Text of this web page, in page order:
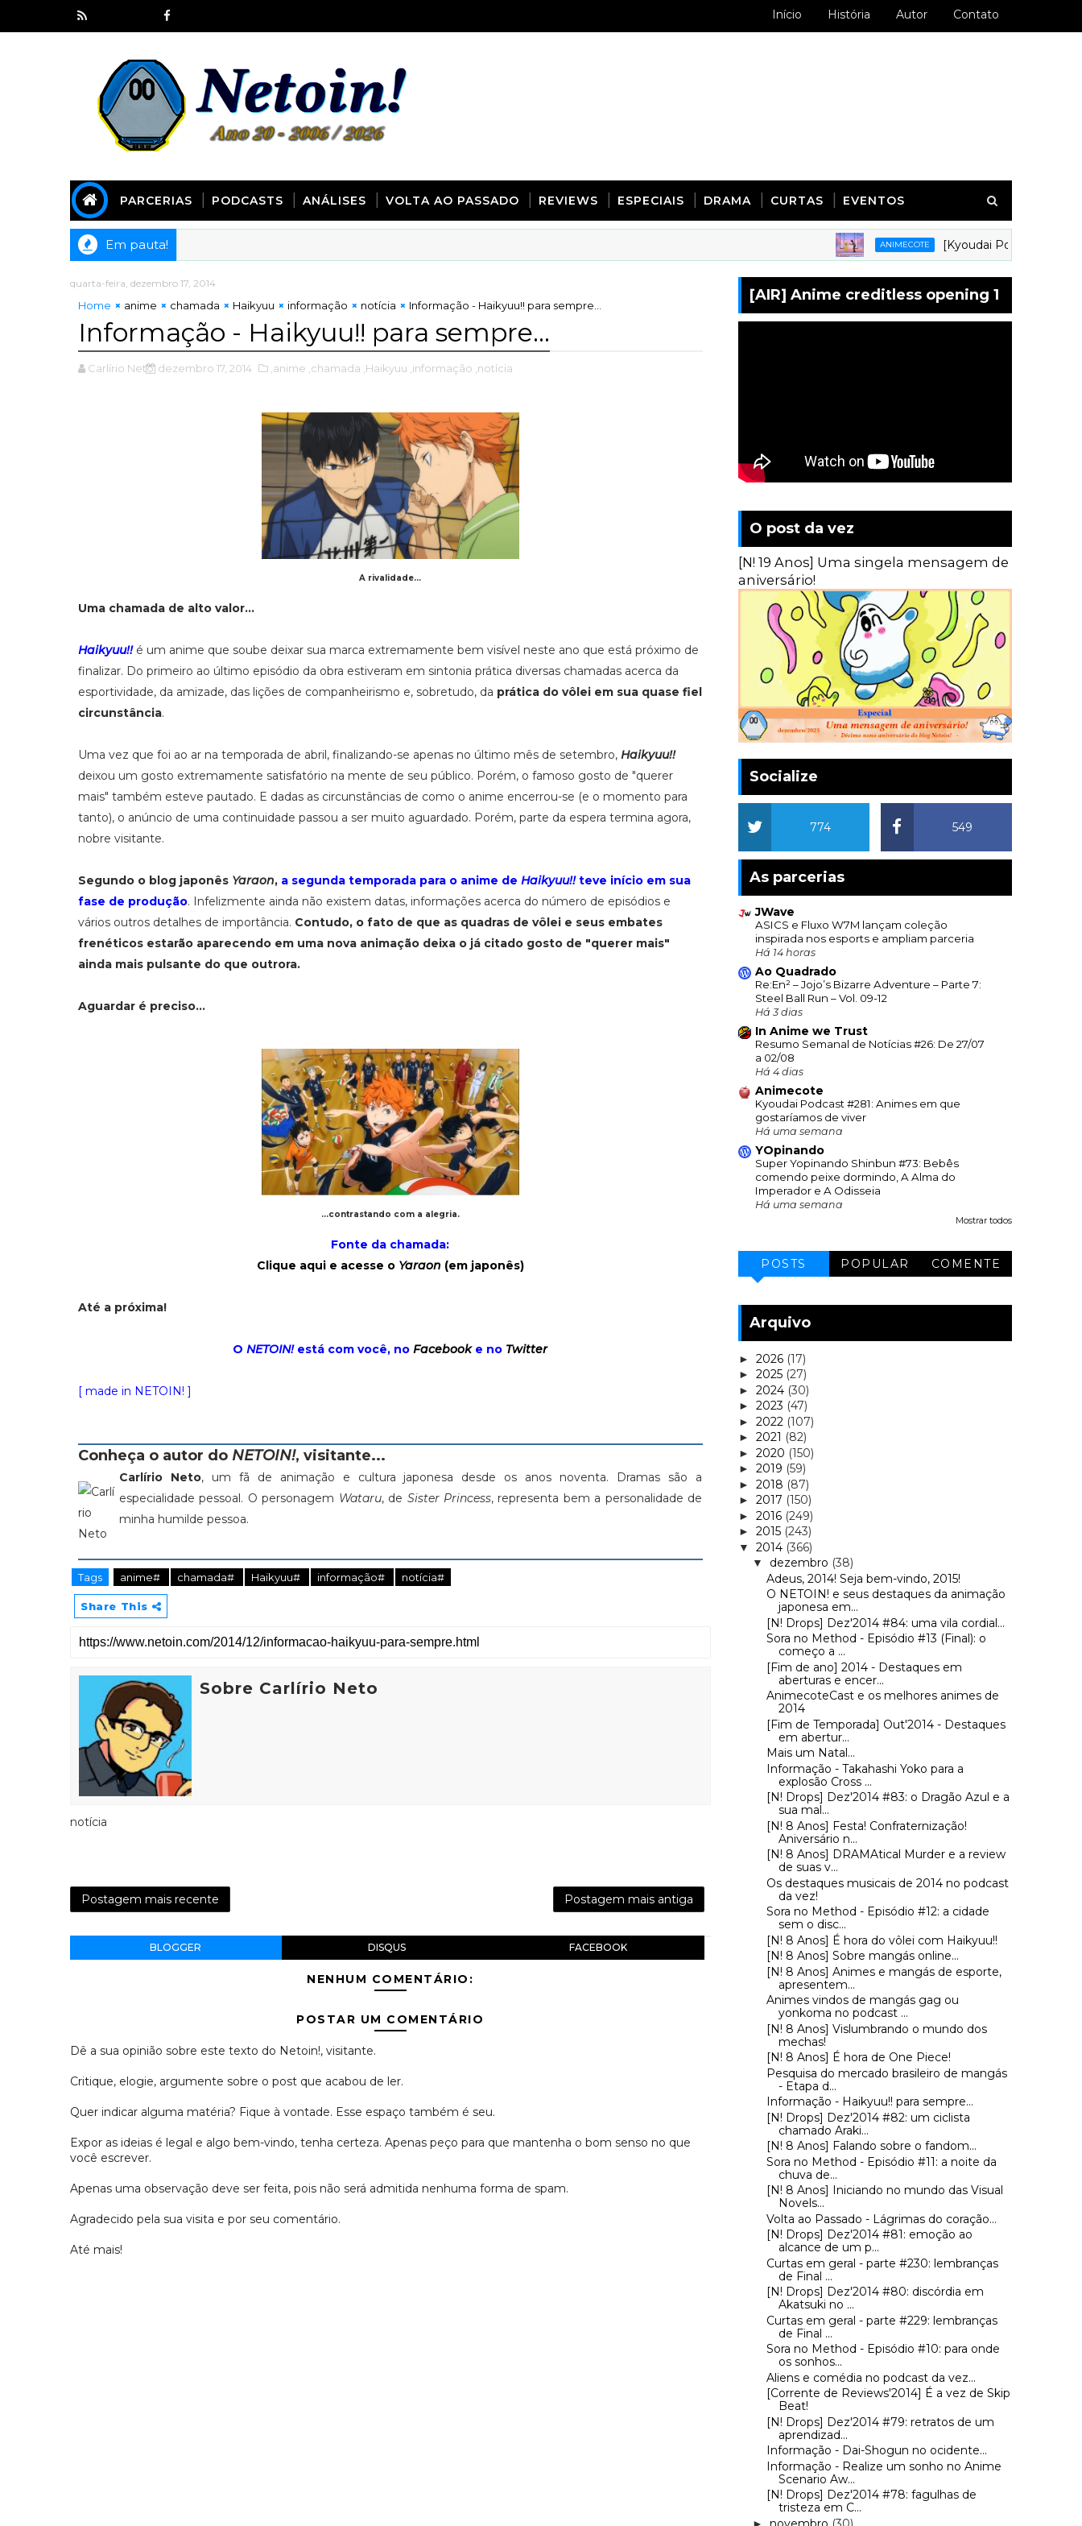
Início História Autor Contato
PARCERIAS PODCASTS ANÁLISES VOLTA AO PASSADO REVIEWS ESPECIAIS DRAMA CURTAS EVENTOS
Em pauta! ANIMECOTE [Kyoudai Podcast 281]
quarta-feira, dezembro 17, 2014
Home anime chamada Haikyuu informação notícia Informação - Haikyuu!! para sempre...
Informação - Haikyuu!! para sempre...
Carlírio Neto dezembro 17, 2014 ,anime ,chamada ,Haikyuu ,informação ,notícia
A rivalidade...
Uma chamada de alto valor...
Haikyuu!!é um anime que soube deixar sua marca extremamente bem visível neste ano que está próximo de
finalizar. Do primeiro ao último episódio da obra estiveram em sintonia prática diversas chamadas acerca da
esportividade, da amizade, das lições de companheirismo e, sobretudo, da prática do vôlei em sua quase fiel
circunstância.
Uma vez que foi ao ar na temporada de abril, finalizando-se apenas no último mês de setembro, Haikyuu!!
deixou um gosto extremamente satisfatório na mente de seu público. Porém, o famoso gosto de "querer
mais" também esteve pautado. E dadas as circunstâncias de como o anime encerrou-se (e o momento para
tanto), o anúncio de uma continuidade passou a ser muito aguardado. Porém, parte da espera termina agora,
nobre visitante.
Segundo o blog japonês Yaraon, a segunda temporada para o anime de Haikyuu!!teve início em sua
fase de produção. Infelizmente ainda não existem datas, informações acerca do número de episódios e
vários outros detalhes de importância. Contudo, o fato de que as quadras de vôlei e seus embates
frenéticos estarão aparecendo em uma nova animação deixa o já citado gosto de "querer mais"
ainda mais pulsante do que outrora.
Aguardar é preciso...
...contrastando com a alegria.
Fonte da chamada:
Clique aqui e acesse o Yaraon (em japonês)
Até a próxima!
ONETOIN!está com você, noFacebooke no Twitter
[ made in NETOIN! ]
Conheça o autor do NETOIN!, visitante...
Carlírio Neto, um fã de animação e cultura japonesa desde os anos noventa. Dramas são a
especialidade pessoal. O personagem Wataru, de Sister Princess, representa bem a personalidade de
minha humilde pessoa.
Tags anime# chamada# Haikyuu# informação# notícia#
Share This
Sobre Carlírio Neto
notícia
Postagem mais recente Postagem mais antiga
BLOGGER DISQUS FACEBOOK
NENHUM COMENTÁRIO:
POSTAR UM COMENTÁRIO
Dê a sua opinião sobre este texto do Netoin!, visitante.
Critique, elogie, argumente sobre o post que acabou de ler.
Quer indicar alguma matéria? Fique à vontade. Esse espaço também é seu.
Expor as ideias é legal e algo bem-vindo, tenha certeza. Apenas peço para que mantenha o bom senso no que
você escrever.
Apenas uma observação deve ser feita, pois não será admitida nenhuma forma de spam.
Agradecido pela sua visita e por seu comentário.
Até mais!
[AIR] Anime creditless opening 1
O post da vez
[N! 19 Anos] Uma singela mensagem de
aniversário!
Socialize
549
774
As parcerias
JWave
ASICS e Fluxo W7M lançam coleção
inspirada nos esports e ampliam parceria
Há 14 horas
Ao Quadrado
Re:En² – Jojo’s Bizarre Adventure – Parte 7:
Steel Ball Run – Vol. 09-12
Há 3 dias
In Anime we Trust
Resumo Semanal de Notícias #26: De 27/07
a 02/08
Há 4 dias
Animecote
Kyoudai Podcast #281: Animes em que
gostaríamos de viver
Há uma semana
YOpinando
Super Yopinando Shinbun #73: Bebês
comendo peixe dormindo, A Alma do
Imperador e A Odisseia
Há uma semana
Mostrar todos
POSTS POPULAR COMENTE
Arquivo
► 2026 (17)
► 2025 (27)
► 2024 (30)
► 2023 (47)
► 2022 (107)
► 2021 (82)
► 2020 (150)
► 2019 (59)
► 2018 (87)
► 2017 (150)
► 2016 (249)
► 2015 (243)
▼ 2014 (366)
▼ dezembro (38)
Adeus, 2014! Seja bem-vindo, 2015!
O NETOIN! e seus destaques da animação
japonesa em...
[N! Drops] Dez'2014 #84: uma vila cordial...
Sora no Method - Episódio #13 (Final): o
começo a ...
[Fim de ano] 2014 - Destaques em
aberturas e encer...
AnimecoteCast e os melhores animes de
2014
[Fim de Temporada] Out'2014 - Destaques
em abertur...
Mais um Natal...
Informação - Takahashi Yoko para a
explosão Cross ...
[N! Drops] Dez'2014 #83: o Dragão Azul e a
sua mal...
[N! 8 Anos] Festa! Confraternização!
Aniversário n...
[N! 8 Anos] DRAMAtical Murder e a review
de suas v...
Os destaques musicais de 2014 no podcast
da vez!
Sora no Method - Episódio #12: a cidade
sem o disc...
[N! 8 Anos] É hora do vôlei com Haikyuu!!
[N! 8 Anos] Sobre mangás online...
[N! 8 Anos] Animes e mangás de esporte,
apresentem...
Animes vindos de mangás gag ou
yonkoma no podcast ...
[N! 8 Anos] Vislumbrando o mundo dos
mechas!
[N! 8 Anos] É hora de One Piece!
Pesquisa do mercado brasileiro de mangás
- Etapa d...
Informação - Haikyuu!! para sempre...
[N! Drops] Dez'2014 #82: um ciclista
chamado Araki...
[N! 8 Anos] Falando sobre o fandom...
Sora no Method - Episódio #11: a noite da
chuva de...
[N! 8 Anos] Iniciando no mundo das Visual
Novels...
Volta ao Passado - Lágrimas do coração...
[N! Drops] Dez'2014 #81: emoção ao
alcance de um p...
Curtas em geral - parte #230: lembranças
de Final ...
[N! Drops] Dez'2014 #80: discórdia em
Akatsuki no ...
Curtas em geral - parte #229: lembranças
de Final ...
Sora no Method - Episódio #10: para onde
os sonhos...
Aliens e comédia no podcast da vez...
[Corrente de Reviews'2014] É a vez de Skip
Beat!
[N! Drops] Dez'2014 #79: retratos de um
aprendizad...
Informação - Dai-Shogun no ocidente...
Informação - Realize um sonho no Anime
Scenario Aw...
[N! Drops] Dez'2014 #78: fagulhas de
tristeza em C...
►